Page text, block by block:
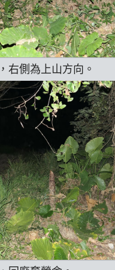
右側為上山方向。